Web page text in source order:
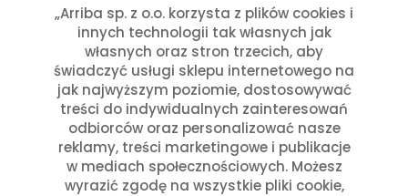
„Arriba sp. z o.o. korzysta z plików cookies i
innych technologii tak własnych jak
własnych oraz stron trzecich, aby
świadczyć usługi sklepu internetowego na
jak najwyższym poziomie, dostosowywać
treści do indywidualnych zainteresowań
odbiorców oraz personalizować nasze
reklamy, treści marketingowe i publikacje
w mediach społecznościowych. Możesz
wyrazić zgodę na wszystkie pliki cookie,
czerwiec 2025
marzec 2025
styczeń 2025
Kategorie
Aktualności w Arribie(7)
Aktualności z Meksyku(7)